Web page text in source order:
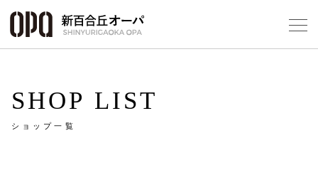
SHOP LIST
ショップ一覧